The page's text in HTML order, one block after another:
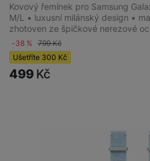
Kovový řemínek pro Samsung
M/L • luxusní milánský design •
zhotoven ze špičkové nerezové
-38 % 799Kč
Ušetříte 300 Kč
499 Kč